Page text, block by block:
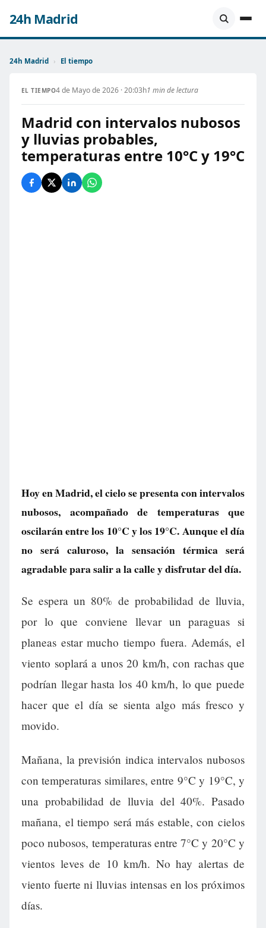
24h Madrid
24h Madrid › El tiempo
EL TIEMPO4 de Mayo de 2026 · 20:03h1 min de lectura
Madrid con intervalos nubosos
y lluvias probables,
temperaturas entre 10°C y 19°C
Hoy en Madrid, el cielo se presenta con intervalos
nubosos, acompañado de temperaturas que
oscilarán entre los 10°C y los 19°C. Aunque el día
no será caluroso, la sensación térmica será
agradable para salir a la calle y disfrutar del día.
Se espera un 80% de probabilidad de lluvia,
por lo que conviene llevar un paraguas si
planeas estar mucho tiempo fuera. Además, el
viento soplará a unos 20 km/h, con rachas que
podrían llegar hasta los 40 km/h, lo que puede
hacer que el día se sienta algo más fresco y
movido.
Mañana, la previsión indica intervalos nubosos
con temperaturas similares, entre 9°C y 19°C, y
una probabilidad de lluvia del 40%. Pasado
mañana, el tiempo será más estable, con cielos
poco nubosos, temperaturas entre 7°C y 20°C y
vientos leves de 10 km/h. No hay alertas de
viento fuerte ni lluvias intensas en los próximos
días.